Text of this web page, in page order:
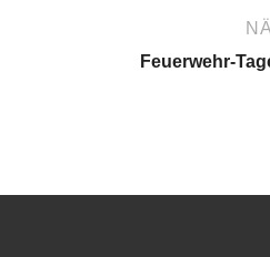
Feuerwehr-